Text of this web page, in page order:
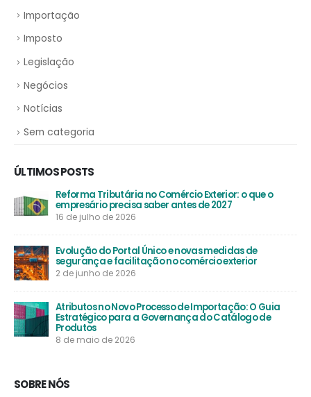
Importação
Imposto
Legislação
Negócios
Notícias
Sem categoria
ÚLTIMOS POSTS
Reforma Tributária no Comércio Exterior: o que o
empresário precisa saber antes de 2027
16 de julho de 2026
Evolução do Portal Único e novas medidas de
segurança e facilitação no comércio exterior
2 de junho de 2026
Atributos no Novo Processo de Importação: O Guia
Estratégico para a Governança do Catálogo de
Produtos
8 de maio de 2026
SOBRE NÓS